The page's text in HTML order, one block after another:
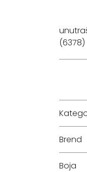
(6378)
Brend
Boja